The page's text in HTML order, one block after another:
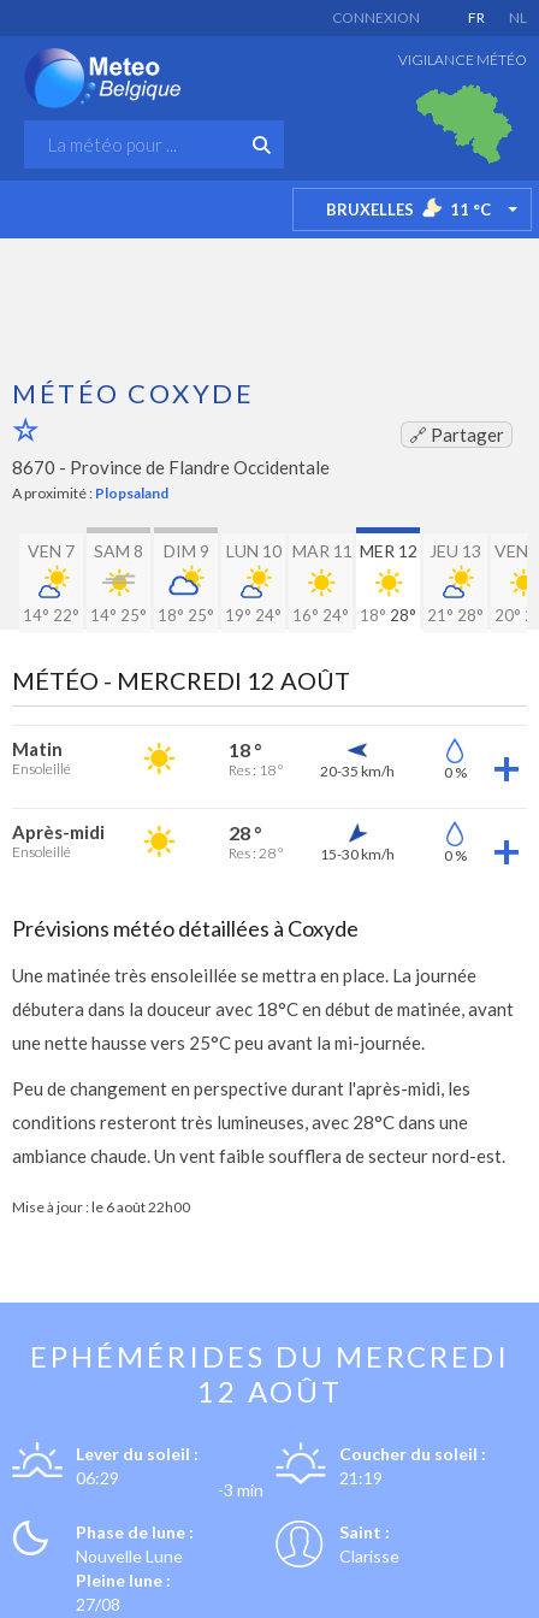
FR NL
CONNEXION
VIGILANCE MÉTÉO
BRUXELLES 11 °C
MÉTÉO COXYDE
🔗 Partager
8670 - Province de Flandre Occidentale
A proximité : Plopsaland
VEN 7
14° 22°
SAM 8
14° 25°
DIM 9
18° 25°
LUN 10
19° 24°
MAR 11
16° 24°
MER 12
18° 28°
JEU 13
21° 28°
VEN
20°
MÉTÉO - MERCREDI 12 AOÛT
Matin
Ensoleillé
18 °
Res : 18 ° 20-35 km/h 0 %
Après-midi
Ensoleillé
28 °
Res : 28 ° 15-30 km/h 0 %
Prévisions météo détaillées à Coxyde
Une matinée très ensoleillée se mettra en place. La journée
débutera dans la douceur avec 18°C en début de matinée, avant
une nette hausse vers 25°C peu avant la mi-journée.
Peu de changement en perspective durant l'après-midi, les
conditions resteront très lumineuses, avec 28°C dans une
ambiance chaude. Un vent faible soufflera de secteur nord-est.
Mise à jour : le 6 août 22h00
EPHÉMÉRIDES DU MERCREDI
12 AOÛT
Lever du soleil :
06:29
-3 min
Coucher du soleil :
21:19
Phase de lune :
Nouvelle Lune
Pleine lune :
27/08
Saint :
Clarisse